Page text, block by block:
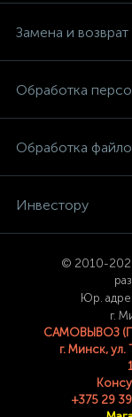
Замена и возврат
Обработка
Обработка
Инвестору
© 2010-
Юр.
г.
САМОВЫВОЗ
г. Минск, ул.
+375 29